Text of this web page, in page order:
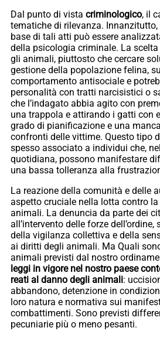
Dal punto di vista criminologico, il
tematiche di rilevanza.
base di tali atti può essere
della psicologia criminale. La
gli animali, piuttosto che cercare
gestione della popolazione felina,
comportamento antisociale e
personalità con tratti narcisistici o
che l’indagato abbia agito con
una trappola e attirando i gatti con
grado di pianificazione e una
confronti delle vittime. Questo tipo
spesso associato a individui che,
quotidiana, possono manifestare
una bassa tolleranza alla
La reazione della comunità e delle
aspetto cruciale nella lotta contro
animali. La denuncia da parte dei
all’intervento delle forze
della vigilanza collettiva e della
ai diritti degli animali. Ma Quali
animali previsti dal nostro
leggi in vigore nel nostro paese
reati al danno degli animali:
abbandono, detenzione in
loro natura e normativa sui
combattimenti. Sono previsti
pecuniarie più o meno pesanti.